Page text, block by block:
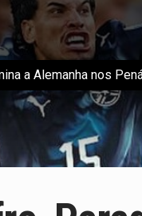
a Alemanha nos